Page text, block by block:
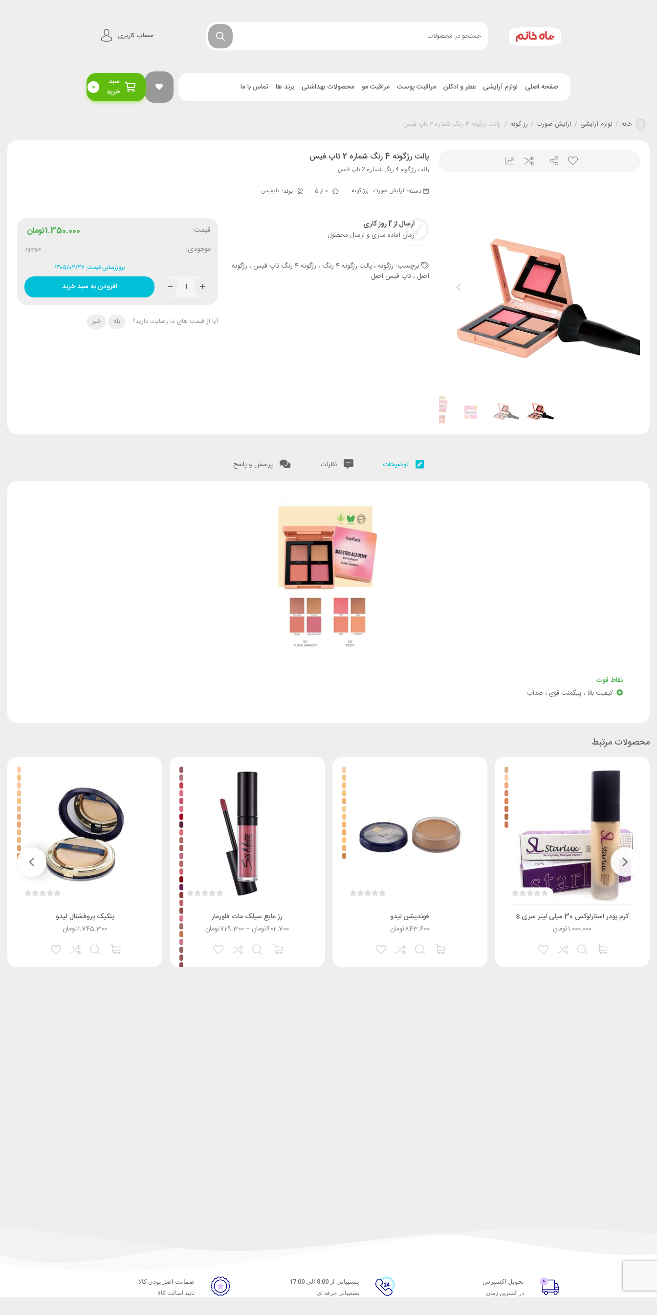
حساب کاربری
صفحه اصلی لوازم آرایشی عطر و ادکلن مراقبت پوست مراقبت مو محصولات بهداشتی برند ها تماس با ما
سبد
خرید
0
خانه / لوازم آرایشی / آرایش صورت / رژ گونه / پالت رژگونه 4 رنگ شماره 2 تاپ فیس
پالت رژگونه 4 رنگ شماره 2 تاپ فیس
پالت رژگونه 4 رنگ شماره 2 تاپ فیس
دسته: آرایش صورت ,رژ گونه 0 از 5 تاپفیس
ارسال از 2 روز کاری
زمان آماده سازی و ارسال محصول
برچسب:
رژگونه ، پالت رژگونه 4 رنگ ، رژگونه 4 رنگ تاپ فیس ، رژگونه
اصل ، تاپ فیس اصل
قیمت: تومان1.350.000
موجودی: موجود
بروزرسانی قیمت: ۱۴۰۵/۰۲/۲۷
افزودن به سبد خرید
آیا از قیمت های ما رضایت دارید؟ بله خیر
توضیحات نظرات پرسش و پاسخ
نقاط قوت
کیفیت بالا ، پیگمنت قوی ، ضدآب
محصولات مرتبط
کرم پودر استارلوکس 30 میلی لیتر سری s
تومان1.000.000
فوندیشن لیدو
تومان843.600
رژ مایع سیلک مات فلورمار
تومان602.700
– تومان729.300
پنکیک پروفشنال لیدو
تومان1.745.300
تحویل اکسپرس
در کمترین زمان
پشتیبانی از 8:00 الی 17:00
پشتیبانی حرفه ای
ضمانت اصل‌بودن کالا
تایید اصالت کالا